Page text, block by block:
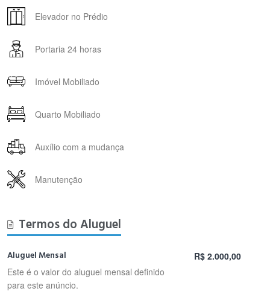
Elevador no Prédio
Portaria 24 horas
Imóvel Mobiliado
Quarto Mobiliado
Auxílio com a mudança
Manutenção
Termos do Aluguel
Aluguel Mensal
Este é o valor do aluguel mensal definido
para este anúncio.
R$ 2.000,00